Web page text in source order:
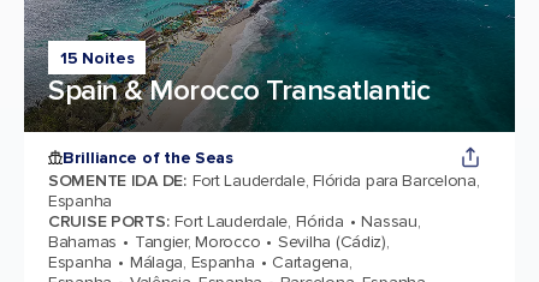
15 Noites
Spain & Morocco Transatlantic
Brilliance of the Seas
SOMENTE IDA DE: Fort Lauderdale, Flórida para Barcelona,
Espanha
CRUISE PORTS: Fort Lauderdale, Flórida
Nassau,
Bahamas
Tangier, Morocco
Sevilha (Cádiz),
Espanha
Málaga, Espanha
Cartagena,